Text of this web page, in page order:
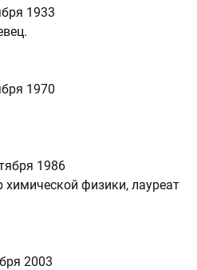
1933
1970
1986
химической физики, лауреат
2003